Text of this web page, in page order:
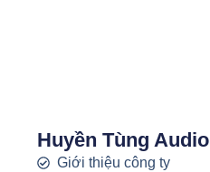
Huyền Tùng Audio
Giới thiệu công ty